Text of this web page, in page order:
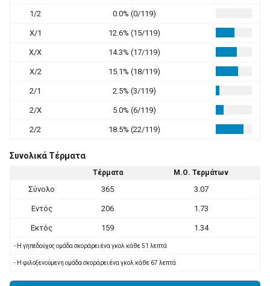
1/2 0.0% (0/119)
X/1 12.6% (15/119)
X/X 14.3% (17/119)
X/2 15.1% (18/119)
2/1 2.5% (3/119)
2/X 5.0% (6/119)
2/2 18.5% (22/119)
Συνολικά Τέρματα
Τέρματα Μ.Ο. Τερμάτων
Σύνολο 365 3.07
Εντός 206 1.73
Εκτός 159 1.34
- Η γηπεδούχος ομάδα σκοράρει ένα γκολ κάθε 51 λεπτά
- Η φιλοξενούμενη ομάδα σκοράρει ένα γκολ κάθε 67 λεπτά